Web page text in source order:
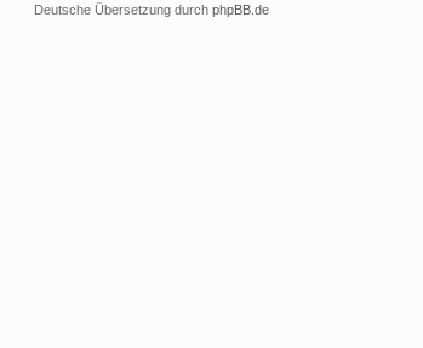
Deutsche Übersetzung durch phpBB.de